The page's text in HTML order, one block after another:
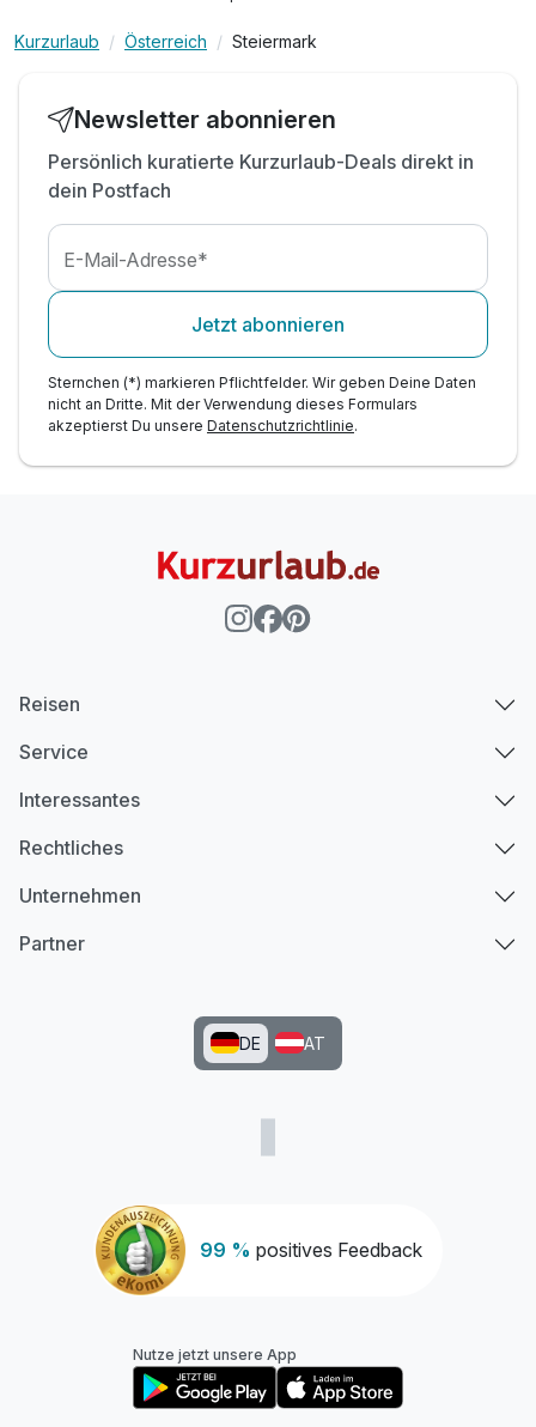
Tipp: Besuch Burg Oberkapfenberg
Tipp: Spaziergang durch Bruck an der Mur
Kurzurlaub Österreich Steiermark
Newsletter abonnieren
Persönlich kuratierte Kurzurlaub-Deals direkt in
dein Postfach
E-Mail-Adresse*
Jetzt abonnieren
Sternchen (*) markieren Pflichtfelder. Wir geben Deine Daten
nicht an Dritte. Mit der Verwendung dieses Formulars
akzeptierst Du unsere Datenschutzrichtlinie.
99 % positives Feedback
Reisen
Service
Interessantes
Rechtliches
Unternehmen
Partner
DE AT
Nutze jetzt unsere App